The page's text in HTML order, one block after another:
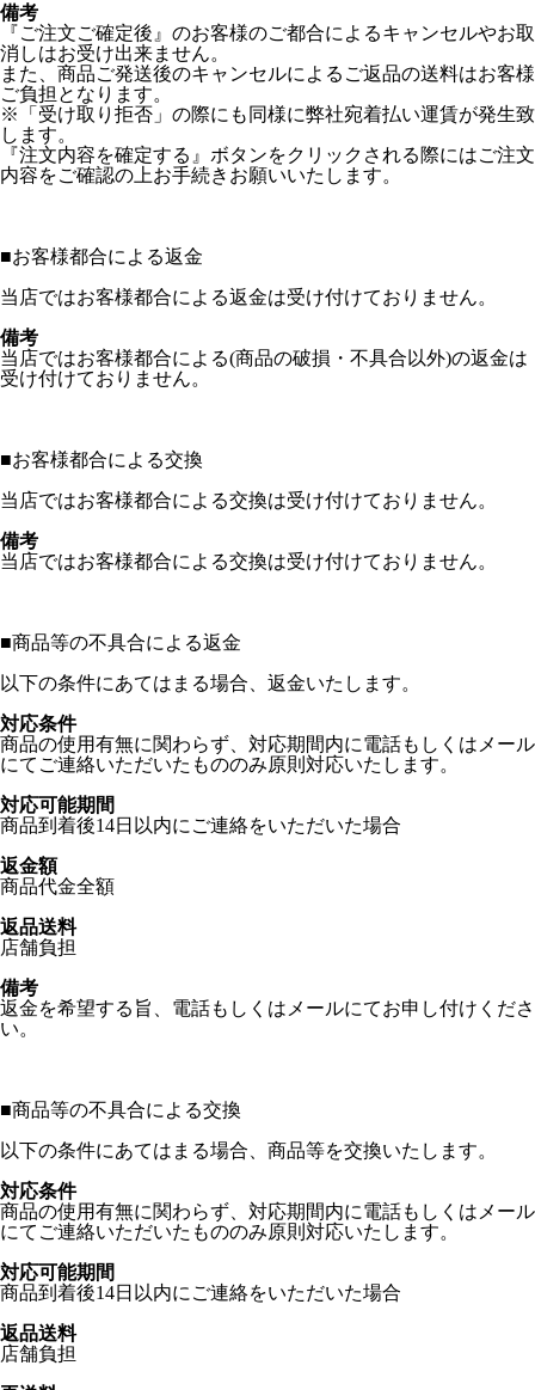
備考
『ご注文ご確定後』のお客様のご都合によるキャンセルやお取
消しはお受け出来ません。
また、商品ご発送後のキャンセルによるご返品の送料はお客様
ご負担となります。
※「受け取り拒否」の際にも同様に弊社宛着払い運賃が発生致
します。
『注文内容を確定する』ボタンをクリックされる際にはご注文
内容をご確認の上お手続きお願いいたします。
■お客様都合による返金
当店ではお客様都合による返金は受け付けておりません。
備考
当店ではお客様都合による(商品の破損・不具合以外)の返金は
受け付けておりません。
■お客様都合による交換
当店ではお客様都合による交換は受け付けておりません。
備考
当店ではお客様都合による交換は受け付けておりません。
■商品等の不具合による返金
以下の条件にあてはまる場合、返金いたします。
対応条件
商品の使用有無に関わらず、対応期間内に電話もしくはメール
にてご連絡いただいたもののみ原則対応いたします。
対応可能期間
商品到着後14日以内にご連絡をいただいた場合
返金額
商品代金全額
返品送料
店舗負担
備考
返金を希望する旨、電話もしくはメールにてお申し付けくださ
い。
■商品等の不具合による交換
以下の条件にあてはまる場合、商品等を交換いたします。
対応条件
商品の使用有無に関わらず、対応期間内に電話もしくはメール
にてご連絡いただいたもののみ原則対応いたします。
対応可能期間
商品到着後14日以内にご連絡をいただいた場合
返品送料
店舗負担